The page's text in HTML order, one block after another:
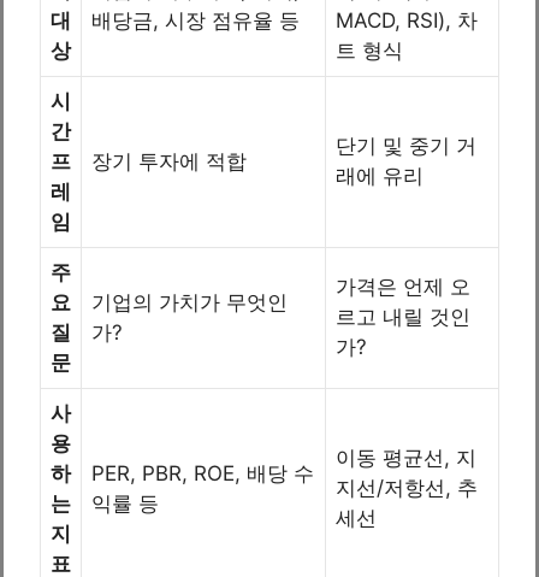
대
상
배당금, 시장 점유율 등
MACD, RSI), 차
트 형식
시
간
프
레
임
장기 투자에 적합
단기 및 중기 거
래에 유리
주
요
질
문
기업의 가치가 무엇인
가?
가격은 언제 오
르고 내릴 것인
가?
사
용
하
는
지
표
PER, PBR, ROE, 배당 수
익률 등
이동 평균선, 지
지선/저항선, 추
세선